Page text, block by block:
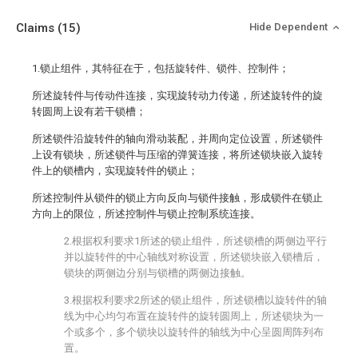
Claims (15) Hide Dependent
1.锁止组件，其特征在于，包括旋转件、锁件、控制件；
所述旋转件与传动件连接，实现旋转动力传递，所述旋转件的旋
转圆周上设有若干锁槽；
所述锁件沿旋转件的轴向滑动装配，并周向定位设置，所述锁件
上设有锁块，所述锁件与压缩的弹簧连接，将所述锁块嵌入旋转
件上的锁槽内，实现旋转件的锁止；
所述控制件从锁件的锁止方向反向与锁件接触，形成锁件在锁止
方向上的限位，所述控制件与锁止控制系统连接。
2.根据权利要求1所述的锁止组件，所述锁槽的两侧边平行
并以旋转件的中心轴线对称设置，所述锁块嵌入锁槽后，
锁块的两侧边分别与锁槽的两侧边接触。
3.根据权利要求2所述的锁止组件，所述锁槽以旋转件的轴
线为中心均匀布置在旋转件的旋转圆周上，所述锁块为一
个或多个，多个锁块以旋转件的轴线为中心呈圆周阵列布
置。